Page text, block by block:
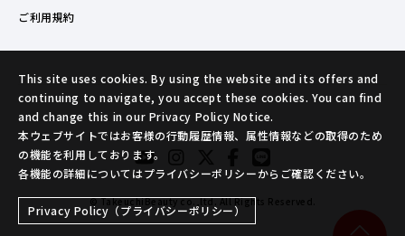
ご利用規約
© TakeuchiBeauty co.,ltd. All Rights Reserved.
This site uses cookies. By using the website and its offers and
continuing to navigate, you accept these cookies. You can find
and change this in our Privacy Policy Notice.
本ウェブサイトではお客様の行動履歴情報、属性情報などの取得のため
の機能を利用しております。
各機能の詳細についてはプライバシーポリシーからご確認ください。
Privacy Policy（プライバシーポリシー）